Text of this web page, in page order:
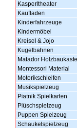
Kasperltheater
Kaufladen
Kinderfahrzeuge
Kindermöbel
Kreisel & Jojo
Kugelbahnen
Matador
Montessori Material
Motorikschleifen
Musikspielzeug
Piatnik Spielkarten
Plüschspielzeug
Puppen Spielzeug
Schaukelspielzeug